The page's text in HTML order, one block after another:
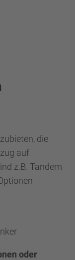
die
auf
z.B. Tandem
oder